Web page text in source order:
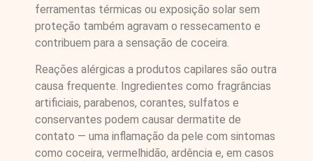
ferramentas térmicas ou exposição solar sem
proteção também agravam o ressecamento e
contribuem para a sensação de coceira.
Reações alérgicas a produtos capilares são outra
causa frequente. Ingredientes como fragrâncias
artificiais, parabenos, corantes, sulfatos e
conservantes podem causar dermatite de
contato — uma inflamação da pele com sintomas
como coceira, vermelhidão, ardência e, em casos